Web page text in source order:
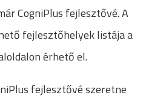
CogniPlus fejlesztővé. A
fejlesztőhelyek listája a
érhető el.
fejlesztővé szeretne